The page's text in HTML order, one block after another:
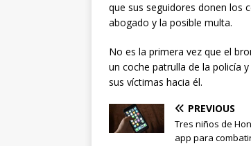
que sus seguidores donen los
abogado y la posible multa.
No es la primera vez que el
un coche patrulla de la policía
sus víctimas hacia él.
PREVIOUS
Tres niños de
app para